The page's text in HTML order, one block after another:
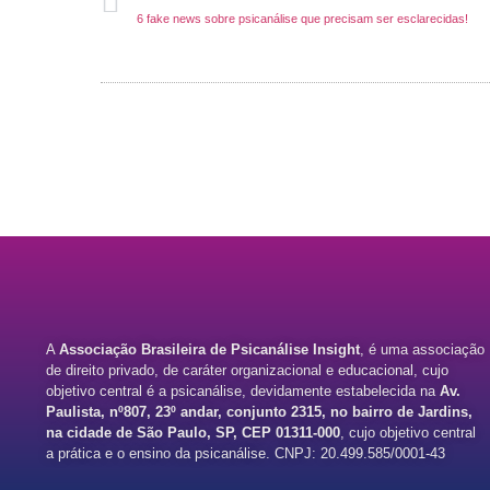
6 fake news sobre psicanálise que precisam ser esclarecidas!
A Associação Brasileira de Psicanálise Insight , é uma associação
de direito privado, de caráter organizacional e educacional, cujo
objetivo central é a psicanálise, devidamente estabelecida na Av.
Paulista, nº807, 23º andar, conjunto 2315, no bairro de Jardins,
na cidade de São Paulo, SP, CEP 01311-000 , cujo objetivo central
a prática e o ensino da psicanálise. CNPJ: 20.499.585/0001-43